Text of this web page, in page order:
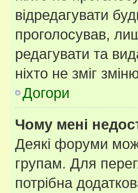
відредагувати
проголосував,
редагувати та
ніхто не зміг
Догори
Чому мені
Деякі форуми
групам. Для
потрібна